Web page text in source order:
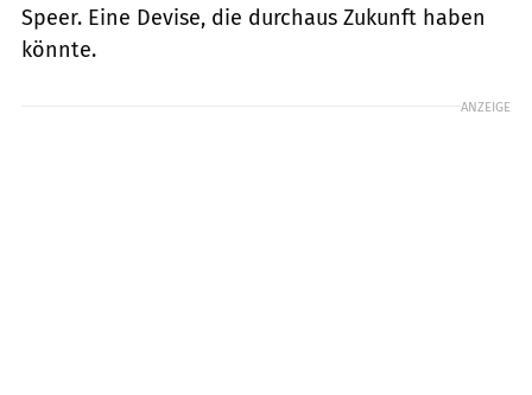
Speer. Eine Devise, die durchaus Zukunft haben
könnte.
ANZEIGE